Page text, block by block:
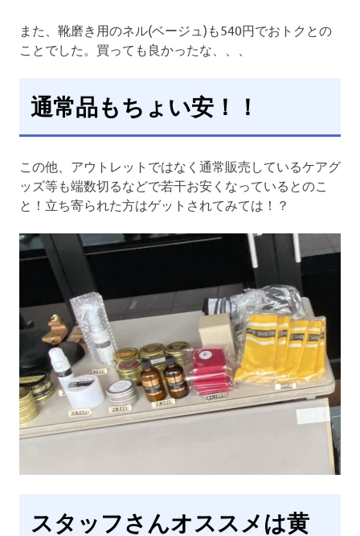
また、靴磨き用のネル(ベージュ)も540円でおトクとの
ことでした。買っても良かったな、、、
通常品もちょい安！！
この他、アウトレットではなく通常販売しているケアグ
ッズ等も端数切るなどで若干お安くなっているとのこ
と！立ち寄られた方はゲットされてみては！？
スタッフさんオススメは黄